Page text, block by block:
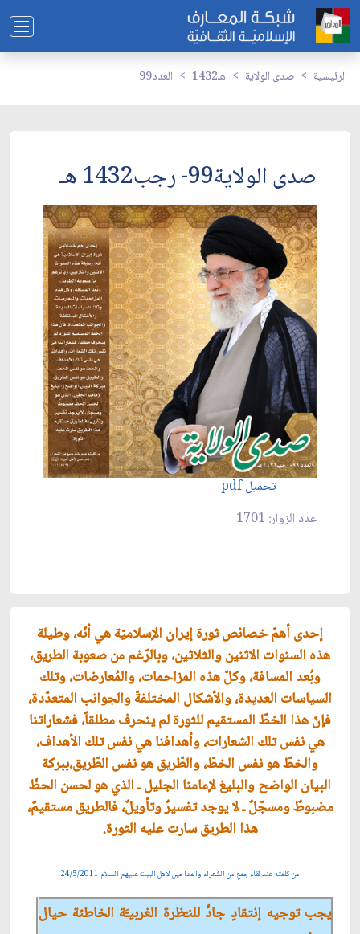
الرئيسية صدى الولاية 1432هـ العدد99
صدى الولاية99- رجب1432 هـ
تحميل pdf
عدد الزوار: 1701
إحدى أهمّ خصائص ثورة إيران الإسلاميّة هي أنّه، وطيلة
هذه السنوات الاثنين والثلاثين، وبالرّغم من صعوبة الطريق،
وبُعد المسافة، وكلّ هذه المزاحمات، والمُعارضات، وتلك
السياسات العديدة، والأشكال المختلفةّ والجوانب المتعدّدة،
فإنّ هذا الخطّ المستقيم للثورة لم ينحرف مطلقاً، فشعاراتنا
هي نفس تلك الشعارات، وأهدافنا هي نفس تلك الأهداف،
والخطّ هو نفس الخطّ، والطّريق هو نفس الطّريق،ببركة
البيان الواضح والبليغ لإمامنا الجليل ـ الذي هو لحسن الحظّ
مضبوطٌ ومسجّلٌ ـ لا يوجد تفسيرٌ وتأويلٌ، فالطريق مستقيمٌ،
هذا الطريق سارت عليه الثورة.
من كلمته عند لقاء جمعٍ من الشّعراء والمداحين لأهل البيت عليهم السلام 24/5/2011
يجب توجيه إنتقادٍ جادٍّ للنـّظرة الغربيـَّة الخاطئة حيال